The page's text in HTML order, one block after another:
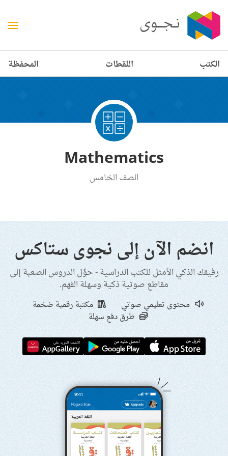
الكتب اللقطات المحفظة
Mathematics
الصف الخامس
انضم الآن إلى نجوى ستاكس
رفيقك الذكي الأمثل للكتب الدراسية - حوِّل الدروس الصعبة إلى
مقاطع صوتية ذكية وسهلة الفهم.
محتوى تعليمي صوتي
مكتبة رقمية ضخمة
طرق دفع سهلة